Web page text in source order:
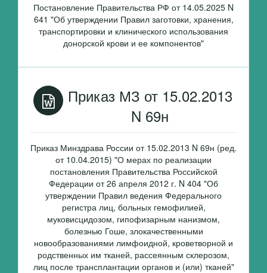
Постановление Правительства РФ от 14.05.2025 N
641 "Об утверждении Правил заготовки, хранения,
транспортировки и клинического использования
донорской крови и ее компонентов"
Приказ МЗ от 15.02.2013
N 69н
Приказ Минздрава России от 15.02.2013 N 69н (ред.
от 10.04.2015) "О мерах по реализации
постановления Правительства Российской
Федерации от 26 апреля 2012 г. N 404 "Об
утверждении Правил ведения Федерального
регистра лиц, больных гемофилией,
муковисцидозом, гипофизарным нанизмом,
болезнью Гоше, злокачественными
новообразованиями лимфоидной, кроветворной и
родственных им тканей, рассеянным склерозом,
лиц после трансплантации органов и (или) тканей"